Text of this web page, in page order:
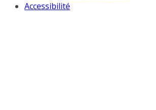
Accessibilité